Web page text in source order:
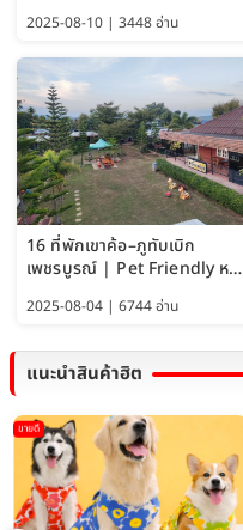
2025-08-10 | 3448 อ่าน
16 ที่พักเขาค้อ–ภูทับเบิก
เพชรบูรณ์ | Pet Friendly หมา
ใหญ่พักได้ อัพเดท 2569
2025-08-04 | 6744 อ่าน
แนะนำสินค้าฮิต
ขายดี